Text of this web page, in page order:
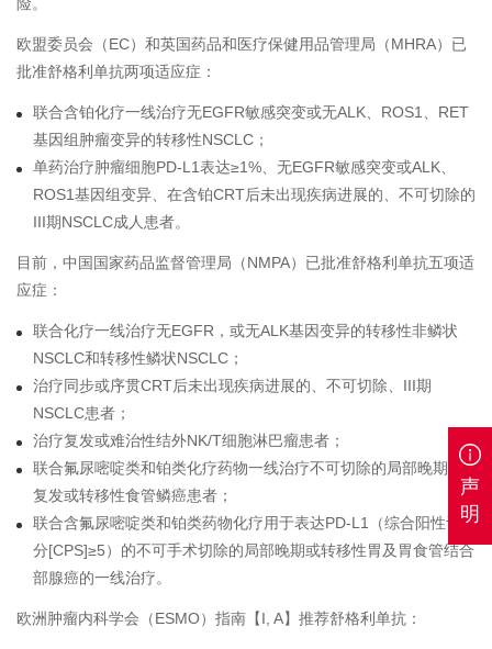
欧盟委员会（EC）和英国药品和医疗保健用品管理局（MHRA）已
批准舒格利单抗两项适应症：
联合含铂化疗一线治疗无EGFR敏感突变或无ALK、ROS1、RET
基因组肿瘤变异的转移性NSCLC；
单药治疗肿瘤细胞PD-L1表达≥1%、无EGFR敏感突变或ALK、
ROS1基因组变异、在含铂CRT后未出现疾病进展的、不可切除的
III期NSCLC成人患者。
目前，中国国家药品监督管理局（NMPA）已批准舒格利单抗五项适
应症：
联合化疗一线治疗无EGFR，或无ALK基因变异的转移性非鳞状
NSCLC和转移性鳞状NSCLC；
治疗同步或序贯CRT后未出现疾病进展的、不可切除、III期
NSCLC患者；
治疗复发或难治性结外NK/T细胞淋巴瘤患者；
联合氟尿嘧啶类和铂类化疗药物一线治疗不可切除的局部晚期，
复发或转移性食管鳞癌患者；
联合含氟尿嘧啶类和铂类药物化疗用于表达PD-L1（综合阳性评
分[CPS]≥5）的不可手术切除的局部晚期或转移性胃及胃食管结合
部腺癌的一线治疗。
欧洲肿瘤内科学会（ESMO）指南【I, A】推荐舒格利单抗：
声
明